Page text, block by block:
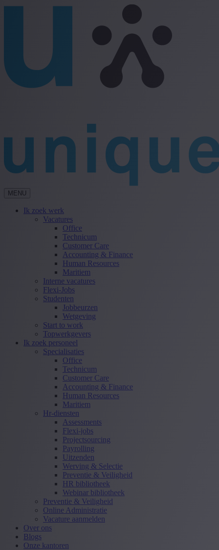
MENU
Ik zoek werk
Vacatures
Office
Technicum
Customer Care
Accounting & Finance
Human Resources
Maritiem
Interne vacatures
Flexi-Jobs
Studenten
Jobbeurzen
Wetgeving
Start to work
Topwerkgevers
Ik zoek personeel
Specialisaties
Office
Technicum
Customer Care
Accounting & Finance
Human Resources
Maritiem
Hr-diensten
Assessments
Flexi-jobs
Projectsourcing
Payrolling
Uitzenden
Werving & Selectie
Preventie & Veiligheid
HR bibliotheek
Webinar bibliotheek
Preventie & Veiligheid
Online Administratie
Vacature aanmelden
Over ons
Blogs
Onze kantoren